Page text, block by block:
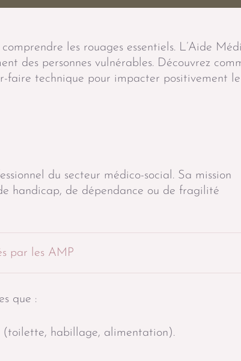
les rouages essentiels. L’Aide
des personnes vulnérables. Découvrez
faire technique pour impacter positivement
du secteur médico-social. Sa mission
handicap, de dépendance ou de fragilité
par les AMP
que :
(toilette, habillage, alimentation).